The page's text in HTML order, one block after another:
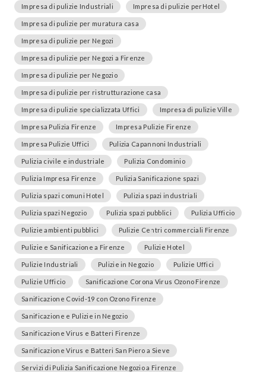
Impresa di pulizie Industriali Impresa di pulizie perHotel
Impresa di pulizie per muratura casa
Impresa di pulizie per Negozi
Impresa di pulizie per Negozi a Firenze
Impresa di pulizie per Negozio
Impresa di pulizie per ristrutturazione casa
Impresa di pulizie specializzata Uffici Impresa di pulizie Ville
Impresa Pulizia Firenze Impresa Pulizie Firenze
Impresa Pulizie Uffici Pulizia Capannoni Industriali
Pulizia civile e industriale Pulizia Condominio
Pulizia Impresa Firenze Pulizia Sanificazione spazi
Pulizia spazi comuni Hotel Pulizia spazi industriali
Pulizia spazi Negozio Pulizia spazi pubblici Pulizia Ufficio
Pulizie ambienti pubblici Pulizie Centri commerciali Firenze
Pulizie e Sanificazione a Firenze Pulizie Hotel
Pulizie Industriali Pulizie in Negozio Pulizie Uffici
Pulizie Ufficio Sanificazione Corona Virus Ozono Firenze
Sanificazione Covid-19 con Ozono Firenze
Sanificazione e Pulizie in Negozio
Sanificazione Virus e Batteri Firenze
Sanificazione Virus e Batteri San Piero a Sieve
Servizi di Pulizia Sanificazione Negozio a Firenze